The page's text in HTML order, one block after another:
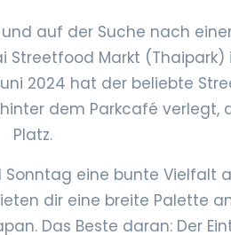
auf der Suche nach
Streetfood Markt
2024 hat der beliebte
dem Parkcafé verlegt,
Platz.
eine bunte Vielfalt
dir eine breite Palette
Das Beste daran: Der